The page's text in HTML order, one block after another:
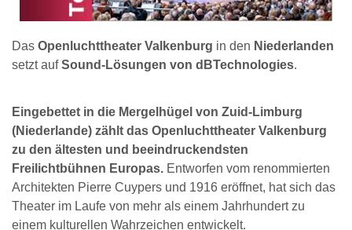
Das Openluchttheater Valkenburg in den Niederlanden
setzt aufSound-Lösungen von dBTechnologies.
Eingebettet in die Mergelhügel von Zuid-Limburg
(Niederlande) zählt das Openluchttheater Valkenburg
zu den ältesten und beeindruckendsten
Freilichtbühnen Europas. Entworfen vom renommierten
Architekten Pierre Cuypers und 1916 eröffnet, hat sich das
Theater im Laufe von mehr als einem Jahrhundert zu
einem kulturellen Wahrzeichen entwickelt.